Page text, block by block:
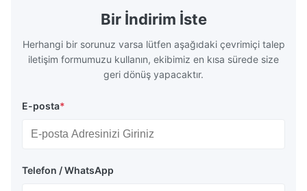
Bir İndirim İste
Herhangi bir sorunuz varsa lütfen aşağıdaki çevrimiçi talep
iletişim formumuzu kullanın, ekibimiz en kısa sürede size
geri dönüş yapacaktır.
E-posta*
Telefon / WhatsApp